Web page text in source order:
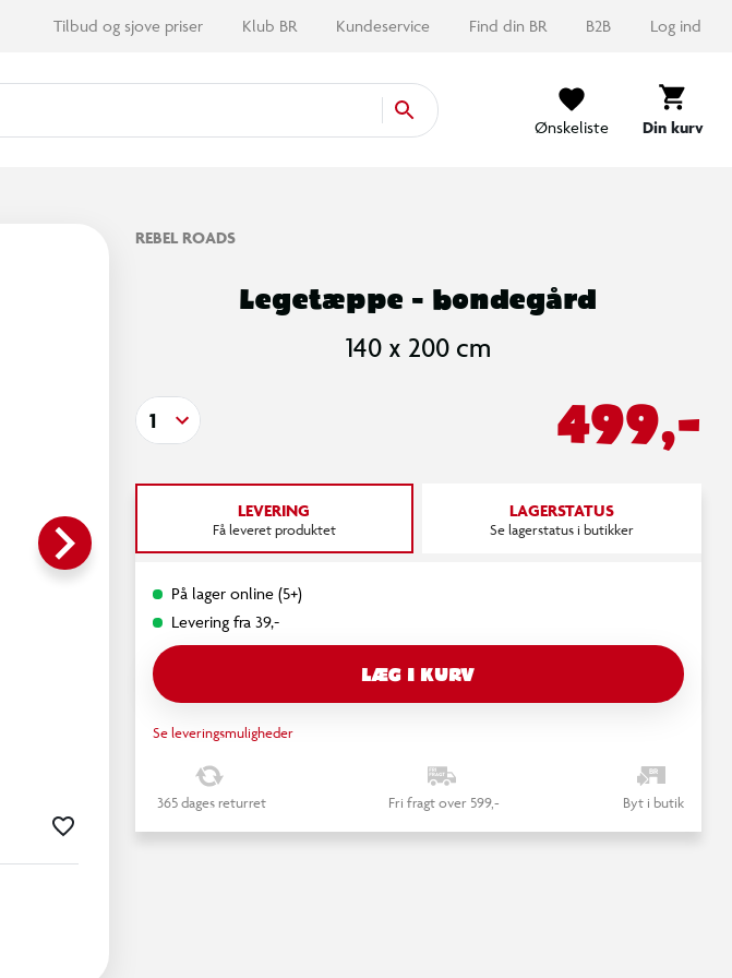
Tilbud og sjove priser Klub BR Kundeservice Find din BR B2B Log ind
Ønskeliste
Din kurv
keyboard_arrow_right
REBEL ROADS
Legetæppe - bondegård
140 x 200 cm
499,-
1
LEVERING
Få leveret produktet
LAGERSTATUS
Se lagerstatus i butikker
På lager online (5+)
Levering fra 39,-
LÆG I KURV
Se leveringsmuligheder
365 dages returret Fri fragt over 599,- Byt i butik